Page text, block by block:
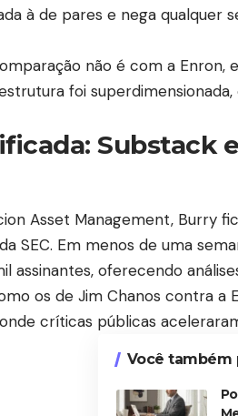
à de pares e nega qualquer
não é com a Enron,
foi
Substack
Asset Management, Burry
SEC. Em menos de uma
assinantes, oferecendo
os de Jim Chanos contra a
críticas públicas
Você também